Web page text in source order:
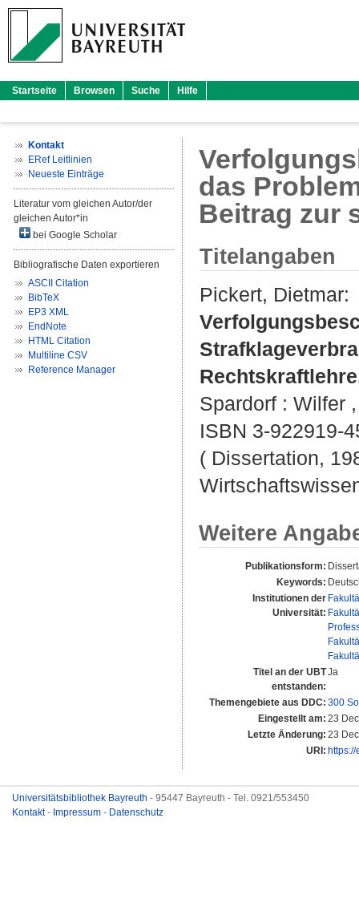
Startseite Browsen Suche Hilfe
Kontakt
ERef Leitlinien
Neueste Einträge
Literatur vom gleichen Autor/der
gleichen Autor*in
bei Google Scholar
Bibliografische Daten exportieren
ASCII Citation
BibTeX
EP3 XML
EndNote
HTML Citation
Multiline CSV
Reference Manager
das
Beitrag zur
Titelangaben
Pickert, Dietmar:
Spardorf : Wilfer
ISBN 3-922919-
( Dissertation,
Weitere
Publikationsform:
Keywords:
Institutionen der
Universität:
Titel an der UBT
entstanden:
Ja
Themengebiete aus DDC: 300
Eingestellt am: 23
Letzte Änderung: 23
URI:
Universitätsbibliothek Bayreuth - 95447 Bayreuth - Tel. 0921/553450
Kontakt- Impressum - Datenschutz